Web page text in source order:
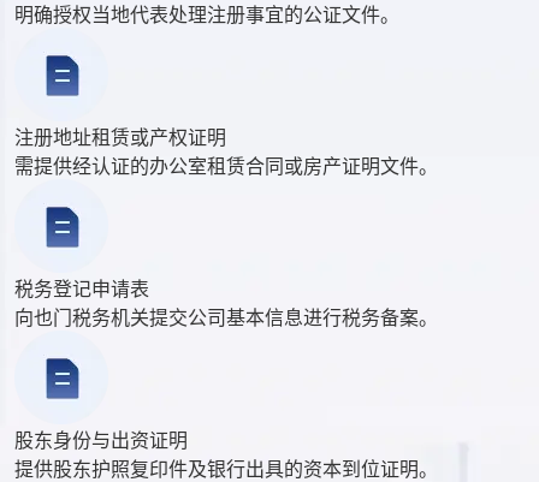
明确授权当地代表处理注册事宜的公证文件。
注册地址租赁或产权证明
需提供经认证的办公室租赁合同或房产证明文件。
税务登记申请表
向也门税务机关提交公司基本信息进行税务备案。
股东身份与出资证明
提供股东护照复印件及银行出具的资本到位证明。